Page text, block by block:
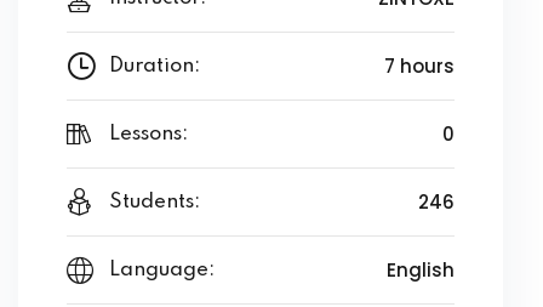
Duration: 7 hours
Lessons: 0
Students: 246
Language: English